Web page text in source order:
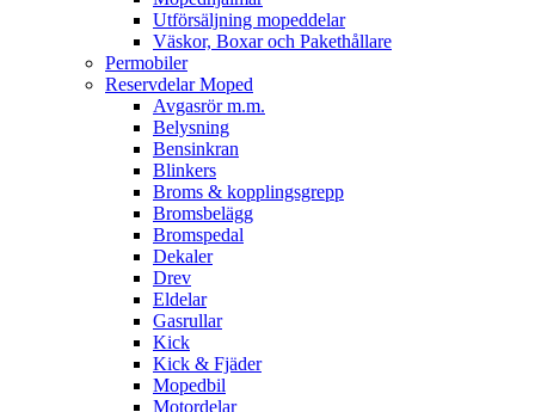
Utförsäljning mopeddelar
Väskor, Boxar och Pakethållare
Permobiler
Reservdelar Moped
Avgasrör m.m.
Belysning
Bensinkran
Blinkers
Broms & kopplingsgrepp
Bromsbelägg
Bromspedal
Dekaler
Drev
Eldelar
Gasrullar
Kick
Kick & Fjäder
Mopedbil
Motordelar